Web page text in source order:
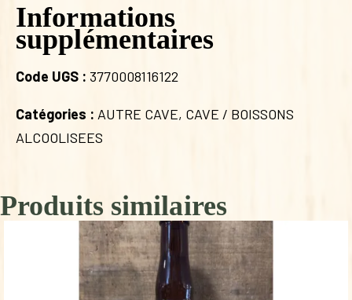
Informations
supplémentaires
Code UGS : 3770008116122
Catégories : AUTRE CAVE, CAVE / BOISSONS
ALCOOLISEES
Produits similaires